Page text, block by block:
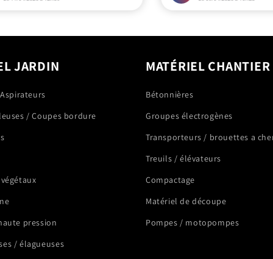
JARDIN
/ Coupes bordure
pression
/ élagueuses
MATÉRIEL CHANTIER
Bétonnières
Groupes électrogènes
Transporteurs / brouettes a
Treuils / élévateurs
Compactage
Matériel de découpe
Pompes / motopompes